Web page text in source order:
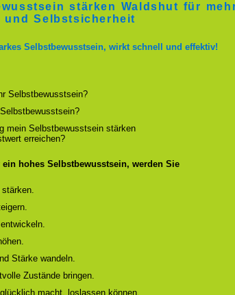
stärken Waldshut für
und Selbstsicherheit
Selbstbewusstsein, wirkt schnell und effektiv!
Selbstbewusstsein?
mein Selbstbewusstsein stärken
erreichen?
hohes Selbstbewusstsein, werden Sie
stärken.
Stärke wandeln.
Zustände bringen.
macht, loslassen können.